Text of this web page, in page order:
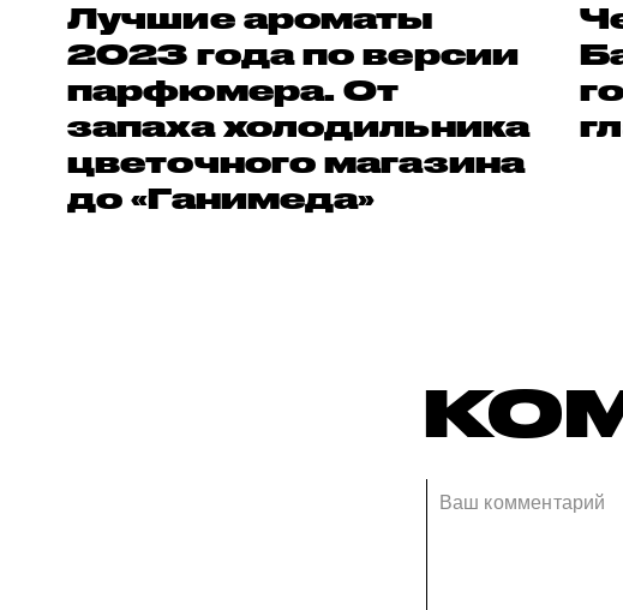
Лучшие ароматы
2023 года по версии
парфюмера. От
запаха холодильника
цветочного магазина
до «Ганимеда»